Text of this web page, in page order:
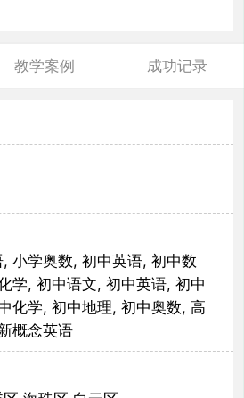
教学案例 成功记录
小学奥数, 初中英语, 初中数
学, 初中语文, 初中英语, 初中
化学, 初中地理, 初中奥数, 高
概念英语